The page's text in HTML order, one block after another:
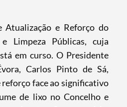
Atualização e Reforço do
Limpeza Públicas, cuja
em curso. O Presidente
Carlos Pinto de Sá,
face ao significativo
de lixo no Concelho e